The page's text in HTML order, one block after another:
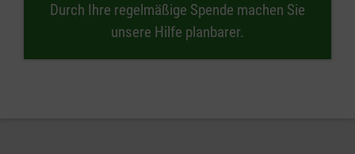
Durch Ihre regelmäßige Spende machen Sie
unsere Hilfe planbarer.